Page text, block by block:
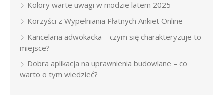
Kolory warte uwagi w modzie latem 2025
Korzyści z Wypełniania Płatnych Ankiet Online
Kancelaria adwokacka – czym się charakteryzuje to
miejsce?
Dobra aplikacja na uprawnienia budowlane – co
warto o tym wiedzieć?